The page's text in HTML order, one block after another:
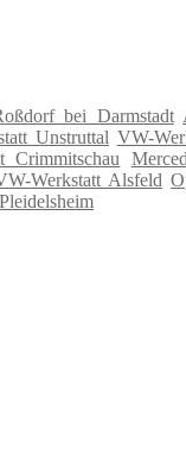
bei Darmstadt
Unstruttal VW-
Crimmitschau
Werkstatt Alsfeld